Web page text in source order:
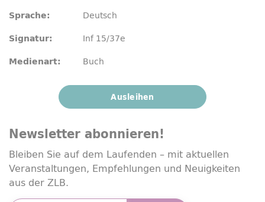
Sprache: Deutsch
Signatur: Inf 15/37e
Medienart: Buch
Ausleihen
Newsletter abonnieren!
Bleiben Sie auf dem Laufenden – mit aktuellen
Veranstaltungen, Empfehlungen und Neuigkeiten
aus der ZLB.